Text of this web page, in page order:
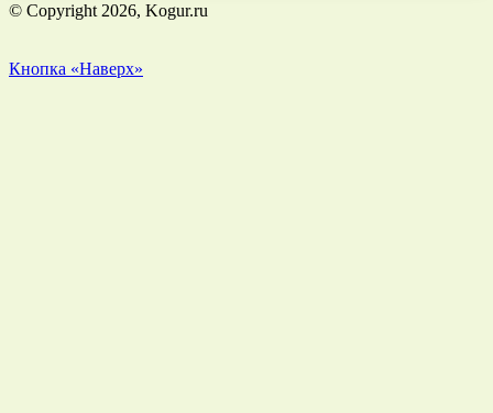
© Copyright 2026, Kogur.ru
Кнопка «Наверх»